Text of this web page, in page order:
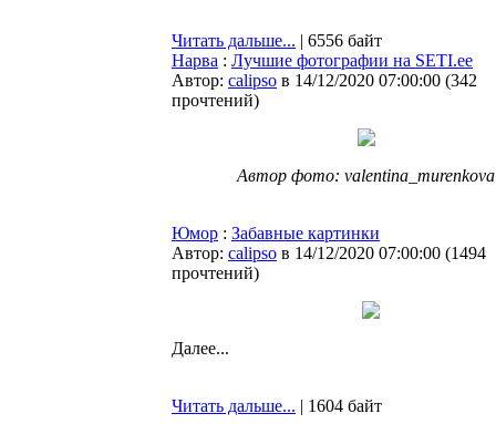
Читать дальше... | 6556 байт
Нарва : Лучшие фотографии на SETI.ee
Автор: calipso в 14/12/2020 07:00:00 (342
прочтений)
Автор фото: valentina_murenkova
Юмор : Забавные картинки
Автор: calipso в 14/12/2020 07:00:00 (1494
прочтений)
Далее...
Читать дальше... | 1604 байт